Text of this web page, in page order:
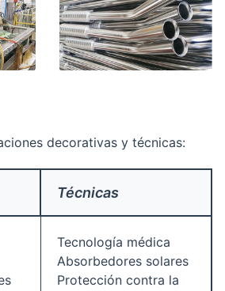
decorativas y técnicas:
Técnicas
Tecnología médica
Absorbedores solares
Protección contra la